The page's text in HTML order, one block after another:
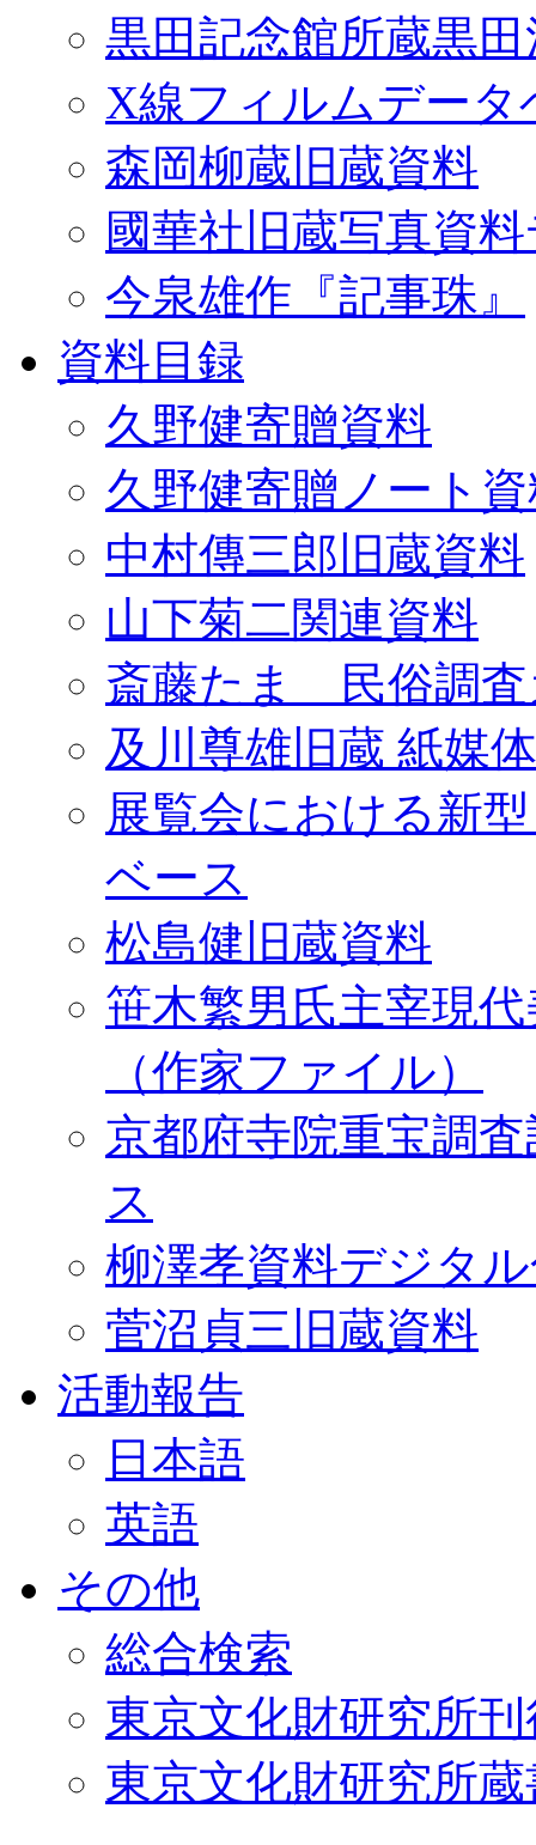
黒田記念館所蔵黒
X線フィルムデータ
森岡柳蔵旧蔵資料
國華社旧蔵写真資
今泉雄作『記事珠』
資料目録
久野健寄贈資料
久野健寄贈ノート
中村傳三郎旧蔵資料
山下菊二関連資料
斎藤たま 民俗調査
及川尊雄旧蔵 紙媒
展覧会における新
ベース
松島健旧蔵資料
笹木繁男氏主宰現
（作家ファイル）
京都府寺院重宝調
ス
柳澤孝資料デジタ
菅沼貞三旧蔵資料
活動報告
日本語
英語
その他
総合検索
東京文化財研究所
東京文化財研究所